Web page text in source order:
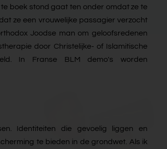
boek stond gaat ten onder omdat ze te
ze een vrouwelijke passagier verzocht
Joodse man om geloofsredenen
door Christelijke- of Islamitische
In Franse BLM demo's worden
Identiteiten die gevoelig liggen en
te bieden in de grondwet. Als ik